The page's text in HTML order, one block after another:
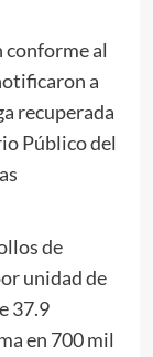
conforme al
a
recuperada
Público del
de
unidad de
37.9
en 700 mil